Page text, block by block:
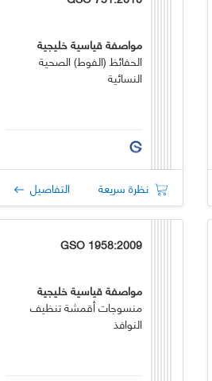
مواصفة قياسية خليجية
الحفائظ (الفوط) الصحية
النسائية
نظرة سريعة التفاصيل
GSO 1958:2009
مواصفة قياسية خليجية
منسوجات أقمشة تنظيف
النوافذ